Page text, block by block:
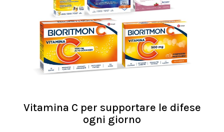
Vitamina C per supportare le difese
ogni giorno